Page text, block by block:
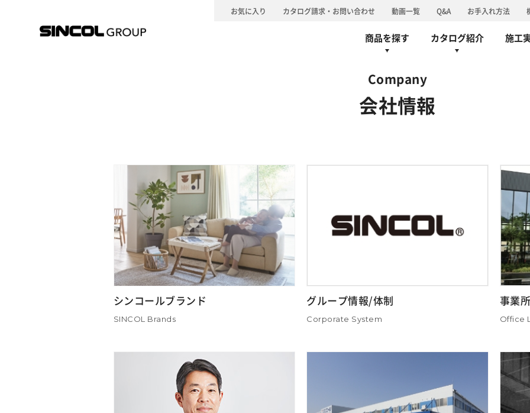
お気に入り カタログ請求・お問い合わせ 動画一覧 Q&A お手入れ方法
商品を探す カタログ紹介 施工
壁装材 カーテン
カーペット 椅子張 旧カタログ
シンコールブランド グループ情報/体
Company
会社情報
シンコールブランド
SINCOL Brands
グループ情報/体制
Corporate System
事業
Office